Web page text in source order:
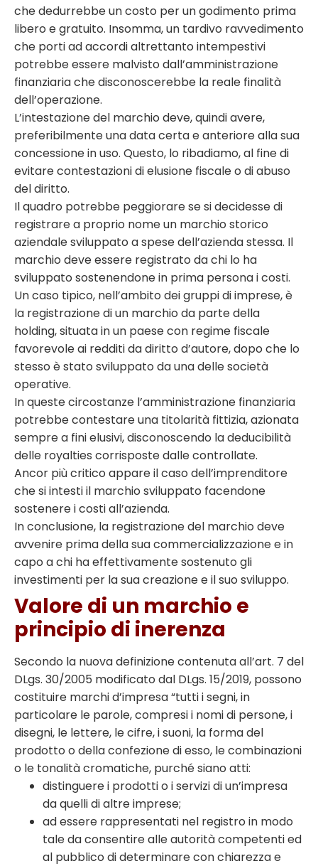
che dedurrebbe un costo per un godimento prima
libero e gratuito. Insomma, un tardivo ravvedimento
che porti ad accordi altrettanto intempestivi
potrebbe essere malvisto dall’amministrazione
finanziaria che disconoscerebbe la reale finalità
dell’operazione.
L’intestazione del marchio deve, quindi avere,
preferibilmente una data certa e anteriore alla sua
concessione in uso. Questo, lo ribadiamo, al fine di
evitare contestazioni di elusione fiscale o di abuso
del diritto.
Il quadro potrebbe peggiorare se si decidesse di
registrare a proprio nome un marchio storico
aziendale sviluppato a spese dell’azienda stessa. Il
marchio deve essere registrato da chi lo ha
sviluppato sostenendone in prima persona i costi.
Un caso tipico, nell’ambito dei gruppi di imprese, è
la registrazione di un marchio da parte della
holding, situata in un paese con regime fiscale
favorevole ai redditi da diritto d’autore, dopo che lo
stesso è stato sviluppato da una delle società
operative.
In queste circostanze l’amministrazione finanziaria
potrebbe contestare una titolarità fittizia, azionata
sempre a fini elusivi, disconoscendo la deducibilità
delle royalties corrisposte dalle controllate.
Ancor più critico appare il caso dell’imprenditore
che si intesti il marchio sviluppato facendone
sostenere i costi all’azienda.
In conclusione, la registrazione del marchio deve
avvenire prima della sua commercializzazione e in
capo a chi ha effettivamente sostenuto gli
investimenti per la sua creazione e il suo sviluppo.
Valore di un marchio e
principio di inerenza
Secondo la nuova definizione contenuta all’art. 7 del
DLgs. 30/2005 modificato dal DLgs. 15/2019, possono
costituire marchi d’impresa “tutti i segni, in
particolare le parole, compresi i nomi di persone, i
disegni, le lettere, le cifre, i suoni, la forma del
prodotto o della confezione di esso, le combinazioni
o le tonalità cromatiche, purché siano atti:
distinguere i prodotti o i servizi di un’impresa
da quelli di altre imprese;
ad essere rappresentati nel registro in modo
tale da consentire alle autorità competenti ed
al pubblico di determinare con chiarezza e